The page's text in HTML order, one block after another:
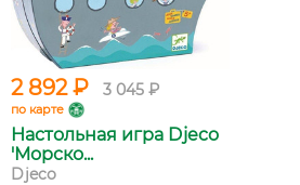
2 892 ₽ 3 045 ₽
по карте
Настольная игра Djeco
'Морско...
Djeco